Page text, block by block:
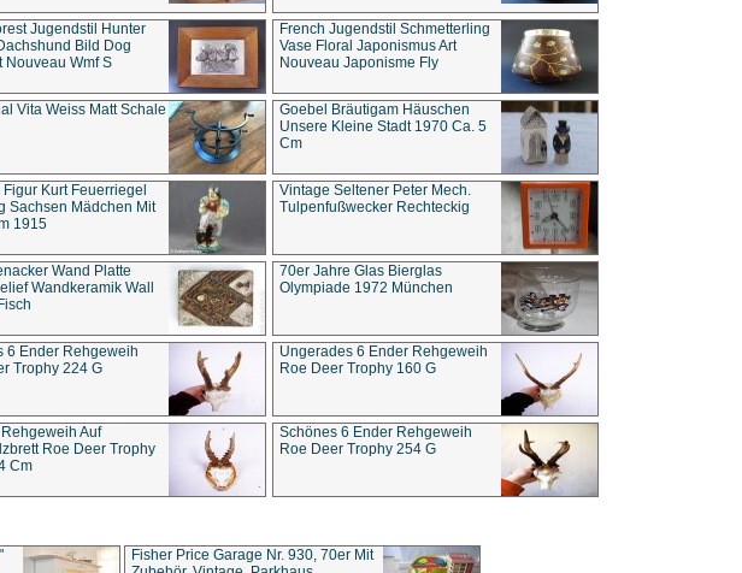
Jugendstil Hunter
Bild Dog
Nouveau Wmf S
French Jugendstil Schmetterling
Vase Floral Japonismus Art
Nouveau Japonisme Fly
Vita Weiss Matt Schale
Goebel Bräutigam Häuschen
Unsere Kleine Stadt 1970 Ca. 5
Cm
Figur Kurt Feuerriegel
Sachsen Mädchen Mit
1915
Vintage Seltener Peter Mech.
Tulpenfußwecker Rechteckig
Wand Platte
Wandkeramik Wall
70er Jahre Glas Bierglas
Olympiade 1972 München
6 Ender Rehgeweih
Trophy 224 G
Ungerades 6 Ender Rehgeweih
Roe Deer Trophy 160 G
Auf
Roe Deer Trophy
Cm
Schönes 6 Ender Rehgeweih
Roe Deer Trophy 254 G
Fisher Price Garage Nr. 930, 70er Mit